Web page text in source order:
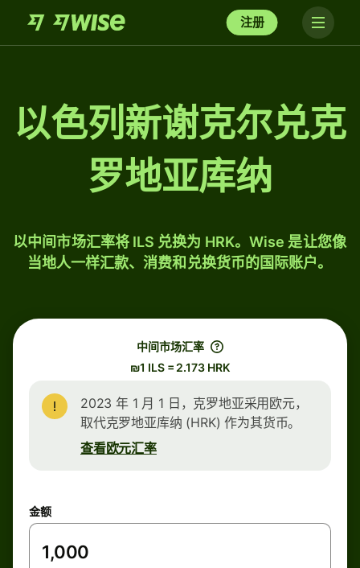
注册
以色列新谢克尔兑克
罗地亚库纳
以中间市场汇率将 ILS 兑换为 HRK。Wise 是让您像
当地人一样汇款、消费和兑换货币的国际账户。
中间市场汇率
₪1 ILS = 2.173 HRK
2023 年 1 月 1 日，克罗地亚采用欧元，
取代克罗地亚库纳 (HRK) 作为其货币。
查看欧元汇率
金额